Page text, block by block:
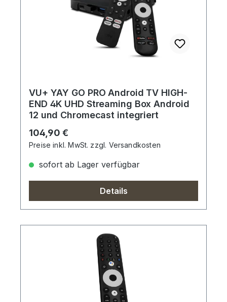
VU+ YAY GO PRO Android TV HIGH-
END 4K UHD Streaming Box Android
12 und Chromecast integriert
Regulärer Preis:
104,90 €
Preise inkl. MwSt. zzgl. Versandkosten
sofort ab Lager verfügbar
Details